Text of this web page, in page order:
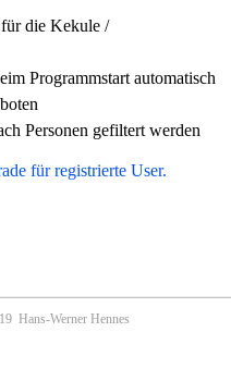
für die Kekule /
Programmstart automatisch
Personen gefiltert werden
für registrierte User.
Hans-Werner Hennes